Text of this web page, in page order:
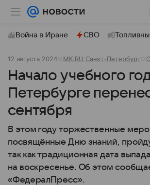
Война в Иране СВО
12 августа 2024 МК.RU Санкт-Петербург
Начало учебного
Петербурге
сентября
В этом году торжественные
посвящённые Дню знаний,
так как традиционная дата
на воскресенье. Об этом
«ФедералПресс».